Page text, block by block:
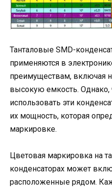
Танталовые SMD-
применяются в
преимуществам, включая
высокую емкость. Однако,
использовать эти
их мощность, которая
маркировке.
Цветовая маркировка на
конденсаторах может
расположенные рядом.